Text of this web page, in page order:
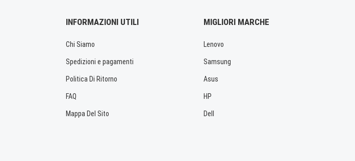
INFORMAZIONI UTILI
Chi Siamo
Spedizioni e pagamenti
Politica Di Ritorno
FAQ
Mappa Del Sito
MIGLIORI MARCHE
Lenovo
Samsung
Asus
HP
Dell